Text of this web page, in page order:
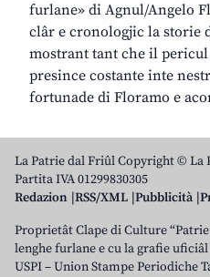
furlane» di Agnul/Angelo
clâr e cronologjic la storie
mostrant tant che il
presince costante inte
fortunade di Floramo e
La Patrie dal Friûl Copyright © La
Partita IVA 01299830305
Redazion RSS/XML Pubblicità
Proprietât Clape di Culture
lenghe furlane e cu la grafie uficiâl
USPI – Union Stampe Periodiche